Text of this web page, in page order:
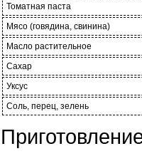
Томатная паста
Мясо (говядина, свинина)
Масло растительное
Сахар
Уксус
Соль, перец, зелень